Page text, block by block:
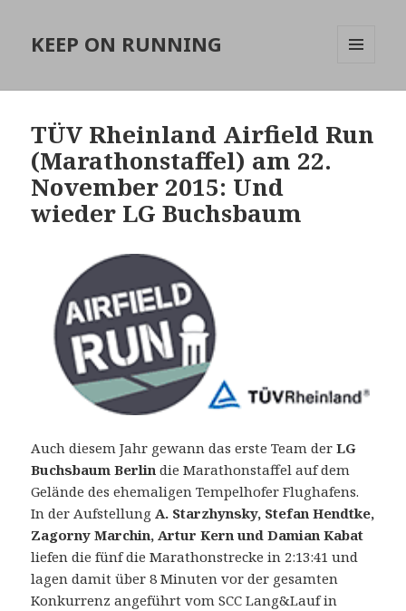
KEEP ON RUNNING
TÜV Rheinland Airfield Run
(Marathonstaffel) am 22.
November 2015: Und
wieder LG Buchsbaum
Auch diesem Jahr gewann das erste Team derLG
Buchsbaum Berlin die Marathonstaffel auf dem
Gelände des ehemaligen Tempelhofer Flughafens.
In der AufstellungA. Starzhynsky, Stefan Hendtke,
Zagorny Marchin, Artur Kern und Damian Kabat
liefen die fünf die Marathonstrecke in 2:13:41 und
lagen damit über 8 Minuten vor der gesamten
Konkurrenz angeführt vom SCC Lang&Lauf in